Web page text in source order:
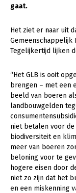
Natuur, klimaat
Bodem en
Mens,
Internationaal
Sectoren
Dier
Biologische
Geitenhouderij
gaat.
Het ziet er naar uit
Gemeenschappelijk
Tegelijkertijd lijken
“Het GLB is ooit
brengen – met een
beeld van boeren
landbouwgelden
niet betalen voor
biodiversiteit en
meer van boeren
beloning voor te
hogere eisen door
niet zo zijn dat het
en een miskenning